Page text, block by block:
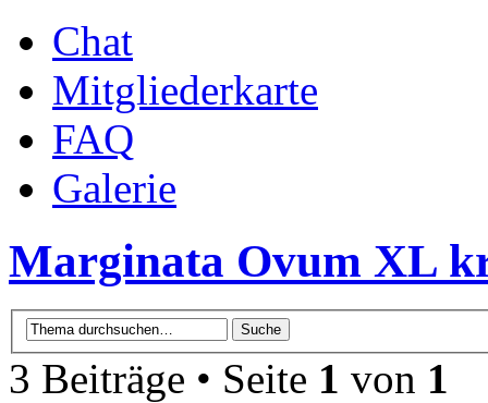
Chat
Mitgliederkarte
FAQ
Galerie
Marginata Ovum XL
3 Beiträge • Seite 1 von 1